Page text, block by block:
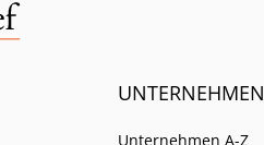
UNTERNEHMEN
Unternehmen A-Z